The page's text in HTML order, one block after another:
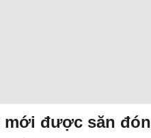
mới được săn